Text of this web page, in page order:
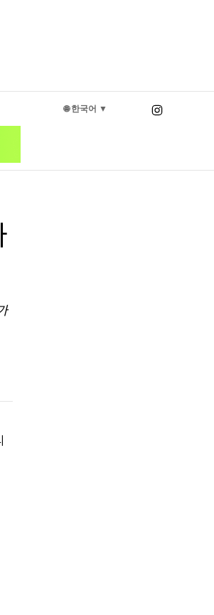
🌐 한국어 ▼